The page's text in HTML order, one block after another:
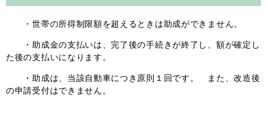
・世帯の所得制限額を超えるときは助成ができません。
・助成金の支払いは、完了後の手続きが終了し、額が確定し
た後の支払いになります。
・助成は、当該自動車につき原則１回です。 また、改造後
の申請受付はできません。